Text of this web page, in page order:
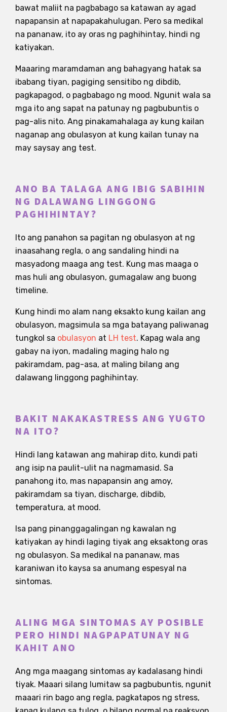
bawat maliit na pagbabago sa katawan ay agad
napapansin at napapakahulugan. Pero sa medikal
na pananaw, ito ay oras ng paghihintay, hindi ng
katiyakan.
Maaaring maramdaman ang bahagyang hatak sa
ibabang tiyan, pagiging sensitibo ng dibdib,
pagkapagod, o pagbabago ng mood. Ngunit wala sa
mga ito ang sapat na patunay ng pagbubuntis o
pag-alis nito. Ang pinakamahalaga ay kung kailan
naganap ang obulasyon at kung kailan tunay na
may saysay ang test.
ANO BA TALAGA ANG IBIG SABIHIN
NG DALAWANG LINGGONG
PAGHIHINTAY?
Ito ang panahon sa pagitan ng obulasyon at ng
inaasahang regla, o ang sandaling hindi na
masyadong maaga ang test. Kung mas maaga o
mas huli ang obulasyon, gumagalaw ang buong
timeline.
Kung hindi mo alam nang eksakto kung kailan ang
obulasyon, magsimula sa mga batayang paliwanag
tungkol sa obulasyon at LH test. Kapag wala ang
gabay na iyon, madaling maging halo ng
pakiramdam, pag-asa, at maling bilang ang
dalawang linggong paghihintay.
BAKIT NAKAKASTRESS ANG YUGTO
NA ITO?
Hindi lang katawan ang mahirap dito, kundi pati
ang isip na paulit-ulit na nagmamasid. Sa
panahong ito, mas napapansin ang amoy,
pakiramdam sa tiyan, discharge, dibdib,
temperatura, at mood.
Isa pang pinanggagalingan ng kawalan ng
katiyakan ay hindi laging tiyak ang eksaktong oras
ng obulasyon. Sa medikal na pananaw, mas
karaniwan ito kaysa sa anumang espesyal na
sintomas.
ALING MGA SINTOMAS AY POSIBLE
PERO HINDI NAGPAPATUNAY NG
KAHIT ANO
Ang mga maagang sintomas ay kadalasang hindi
tiyak. Maaari silang lumitaw sa pagbubuntis, ngunit
maaari rin bago ang regla, pagkatapos ng stress,